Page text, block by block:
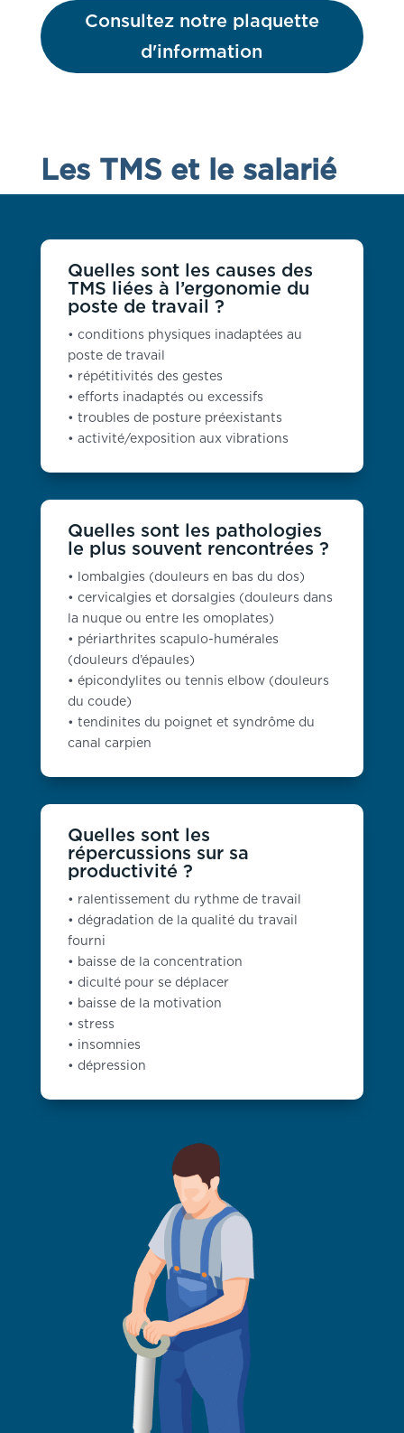
Consultez notre plaquette
d'information
Les TMS et le salarié
Quelles sont les causes des
TMS liées à l’ergonomie du
poste de travail ?
• conditions physiques inadaptées au
poste de travail
• répétitivités des gestes
• efforts inadaptés ou excessifs
• troubles de posture préexistants
• activité/exposition aux vibrations
Quelles sont les pathologies
le plus souvent rencontrées ?
• lombalgies (douleurs en bas du dos)
• cervicalgies et dorsalgies (douleurs dans
la nuque ou entre les omoplates)
• périarthrites scapulo-humérales
(douleurs d’épaules)
• épicondylites ou tennis elbow (douleurs
du coude)
• tendinites du poignet et syndrôme du
canal carpien
Quelles sont les
répercussions sur sa
productivité ?
• ralentissement du rythme de travail
• dégradation de la qualité du travail
fourni
• baisse de la concentration
• diculté pour se déplacer
• baisse de la motivation
• stress
• insomnies
• dépression